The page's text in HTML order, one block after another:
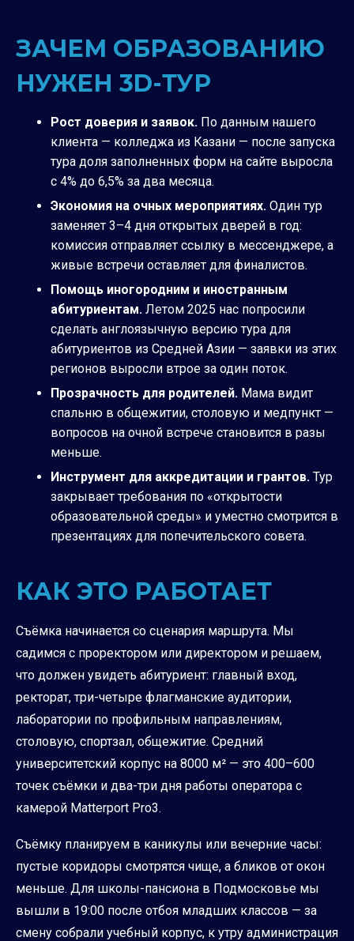
ЗАЧЕМ ОБРАЗОВАНИЮ
НУЖЕН 3D-ТУР
Рост доверия и заявок. По данным нашего
клиента — колледжа из Казани — после запуска
тура доля заполненных форм на сайте выросла
с 4% до 6,5% за два месяца.
Экономия на очных мероприятиях. Один тур
заменяет 3–4 дня открытых дверей в год:
комиссия отправляет ссылку в мессенджере, а
живые встречи оставляет для финалистов.
Помощь иногородним и иностранным
абитуриентам. Летом 2025 нас попросили
сделать англоязычную версию тура для
абитуриентов из Средней Азии — заявки из этих
регионов выросли втрое за один поток.
Прозрачность для родителей. Мама видит
спальню в общежитии, столовую и медпункт —
вопросов на очной встрече становится в разы
меньше.
Инструмент для аккредитации и грантов. Тур
закрывает требования по «открытости
образовательной среды» и уместно смотрится в
презентациях для попечительского совета.
КАК ЭТО РАБОТАЕТ
Съёмка начинается со сценария маршрута. Мы
садимся с проректором или директором и решаем,
что должен увидеть абитуриент: главный вход,
ректорат, три-четыре флагманские аудитории,
лаборатории по профильным направлениям,
столовую, спортзал, общежитие. Средний
университетский корпус на 8000 м² — это 400–600
точек съёмки и два-три дня работы оператора с
камерой Matterport Pro3.
Съёмку планируем в каникулы или вечерние часы:
пустые коридоры смотрятся чище, а бликов от окон
меньше. Для школы-пансиона в Подмосковье мы
вышли в 19:00 после отбоя младших классов — за
смену собрали учебный корпус, к утру администрация